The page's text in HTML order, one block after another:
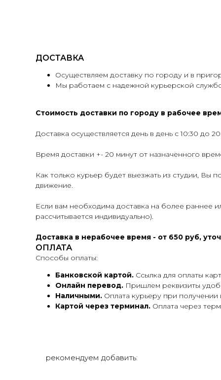
ДОСТАВКА
Осуществляем доставку по городу и в
Мы работаем с надежной курьерской
Стоимость доставки по городу в рабочее
Доставка осуществляется день в день с 10:30 до
Время доставки +- 20 минут от назначенного
Как только курьер будет выезжать из студии,
движение.
Если вам необходима доставка на более раннее
рассчитывается индивидуально).
Доставка в нерабочее время - от 650 руб,
ОПЛАТА
Способы оплаты:
Банковской картой. Ссылка для оплаты
Онлайн перевод. Пришлем реквизиты
Наличными. Оплата курьеру при
Картой через терминал. Оплата через
рекомендуем добавить: